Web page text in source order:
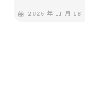
2025 年 11 月 18